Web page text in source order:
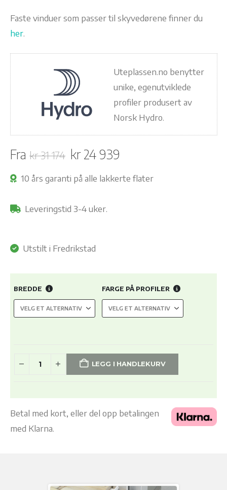
Faste vinduer som passer til skyvedørene finner du
her.
Uteplassen.no benytter
unike, egenutviklede
profiler produsert av
Norsk Hydro.
Fra kr31 174 Opprinnelig
var:
174.
kr24 939
er:
10 års garanti på alle lakkerte flater
Leveringstid 3-4 uker.
Utstilt i Fredrikstad
BREDDE FARGE PÅ PROFILER
LEGG I HANDLEKURV
Betal med kort, eller del opp betalingen
med Klarna.